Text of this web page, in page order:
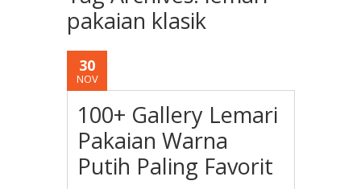
pakaian klasik
30
NOV
100+ Gallery Lemari
Pakaian Warna
Putih Paling Favorit